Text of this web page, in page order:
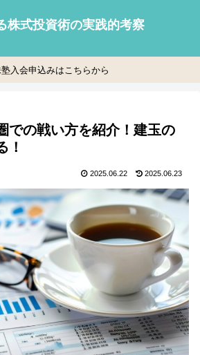
株式投資術の実践的考察
入会申込みはこちらから
での戦い方を紹介！建玉の
！
2025.06.22 2025.06.23